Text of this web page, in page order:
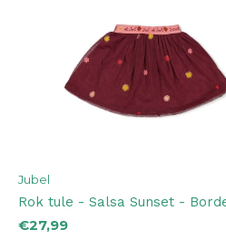
Jubel
Rok tule - Salsa Sunset -
€27,99